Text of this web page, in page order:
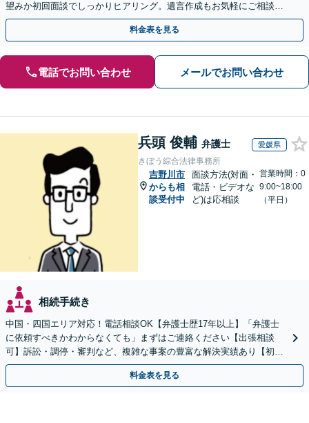
望みか初回面談でしっかりヒアリング。遺言作成もお気軽にご相談く
ださい。
料金表を見る
電話でお問い合わせ メールでお問い合わせ
兵頭 俊輔 弁護士 愛媛県
きぼう綜合法律事務所
吉野川市
からも相
談受付中
面談方法(対面・
電話・ビデオな
ど)は応相談
営業時間：0
9:00~18:00
（平日）
相続手続き
中国・四国エリア対応！電話相談OK【弁護士歴17年以上】「弁護士
に依頼すべきかわからなくても」まずはご連絡ください【出張相談
可】訴訟・調停・審判など、複雑な事案の豊富な解決実績あり【初回
相談無料】初回面談のみで解決できるケースもあります
料金表を見る